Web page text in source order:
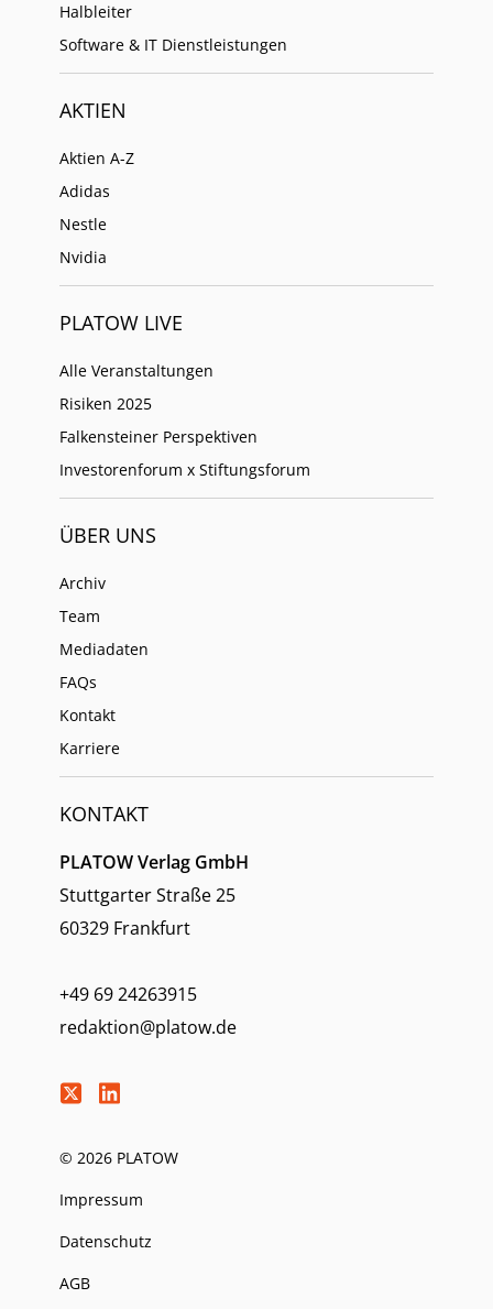
Halbleiter
Software & IT Dienstleistungen
AKTIEN
Aktien A-Z
Adidas
Nestle
Nvidia
PLATOW LIVE
Alle Veranstaltungen
Risiken 2025
Falkensteiner Perspektiven
Investorenforum x Stiftungsforum
ÜBER UNS
Archiv
Team
Mediadaten
FAQs
Kontakt
Karriere
KONTAKT
PLATOW Verlag GmbH
Stuttgarter Straße 25
60329 Frankfurt
+49 69 24263915
redaktion@platow.de
© 2026 PLATOW
Impressum
Datenschutz
AGB